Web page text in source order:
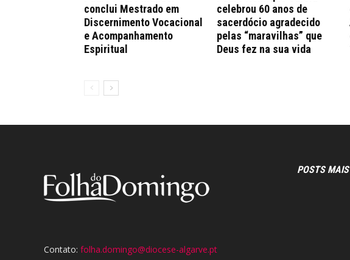
conclui Mestrado em
Discernimento Vocacional
e Acompanhamento
Espiritual
celebrou 60 anos de
sacerdócio agradecido
pelas “maravilhas” que
Deus fez na sua vida
Contato: folha.domingo@diocese-algarve.pt
POSTS